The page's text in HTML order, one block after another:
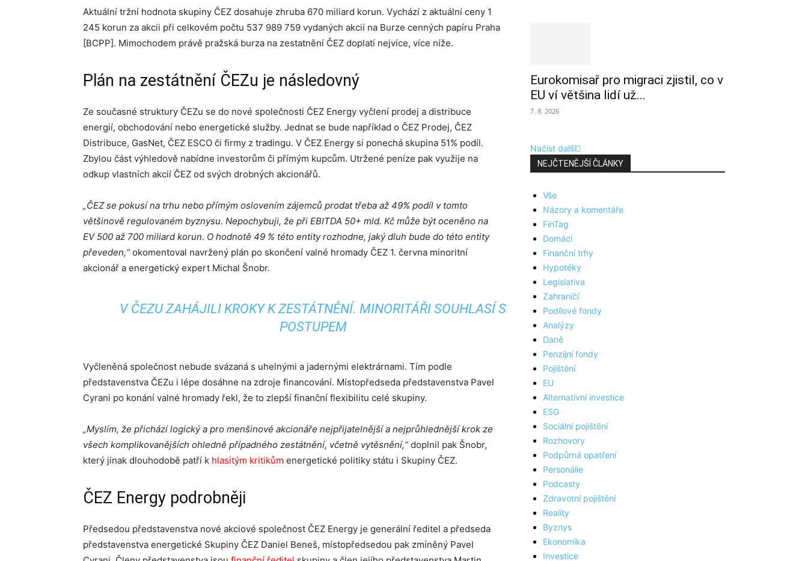
Aktuální tržní hodnota skupiny ČEZ dosahuje zhruba 670 miliard korun. Vychází z aktuální ceny 1
245 korun za akcii při celkovém počtu 537 989 759 vydaných akcií na Burze cenných papíru Praha
[BCPP]. Mimochodem právě pražská burza na zestatnění ČEZ doplatí nejvíce, více níže.
Plán na zestátnění ČEZu je následovný
Ze současné struktury ČEZu se do nové společnosti ČEZ Energy vyčlení prodej a distribuce
energií, obchodování nebo energetické služby. Jednat se bude například o ČEZ Prodej, ČEZ
Distribuce, GasNet, ČEZ ESCO či firmy z tradingu. V ČEZ Energy si ponechá skupina 51% podíl.
Zbylou část výhledově nabídne investorům či přímým kupcům. Utržené peníze pak využije na
odkup vlastních akcií ČEZ od svých drobných akcionářů.
„ČEZ se pokusí na trhu nebo přímým oslovením zájemců prodat třeba až 49% podíl v tomto
většinově regulovaném byznysu. Nepochybuji, že při EBITDA 50+ mld. Kč může být oceněno na
EV 500 až 700 miliard korun. O hodnotě 49 % této entity rozhodne, jaký dluh bude do této entity
převeden,“okomentoval navržený plán po skončení valné hromady ČEZ 1. června minoritní
akcionář a energetický expert Michal Šnobr.
V ČEZU ZAHÁJILI KROKY K ZESTÁTNĚNÍ. MINORITÁŘI SOUHLASÍ S
POSTUPEM
Vyčleněná společnost nebude svázaná s uhelnými a jadernými elektrárnami. Tím podle
představenstva ČEZu i lépe dosáhne na zdroje financování. Místopředseda představenstva Pavel
Cyrani po konání valné hromady řekl, že to zlepší finanční flexibilitu celé skupiny.
„Myslím, že přichází logický a pro menšinové akcionáře nejpřijatelnější a nejprůhlednější krok ze
všech komplikovanějších ohledně případného zestátnění, včetně vytěsnění,“doplnil pak Šnobr,
který jinak dlouhodobě patří k hlasitým kritikům energetické politiky státu i Skupiny ČEZ.
ČEZ Energy podrobněji
Předsedou představenstva nové akciové společnost ČEZ Energy je generální ředitel a předseda
představenstva energetické Skupiny ČEZ Daniel Beneš, místopředsedou pak zmíněný Pavel
Eurokomisař pro migraci zjistil, co v
EU ví většina lidí už...
7. 8. 2026
Načíst další
NEJČTENĚJŠÍ ČLÁNKY
Vše
Názory a komentáře
FinTag
Domácí
Finanční trhy
Hypotéky
Legislativa
Zahraničí
Podílové fondy
Analýzy
Daně
Penzijní fondy
Pojištění
EU
Alternativní investice
ESG
Sociální pojištění
Rozhovory
Podpůrná opatření
Personálie
Podcasty
Zdravotní pojištění
Reality
Byznys
Ekonomika
Investice